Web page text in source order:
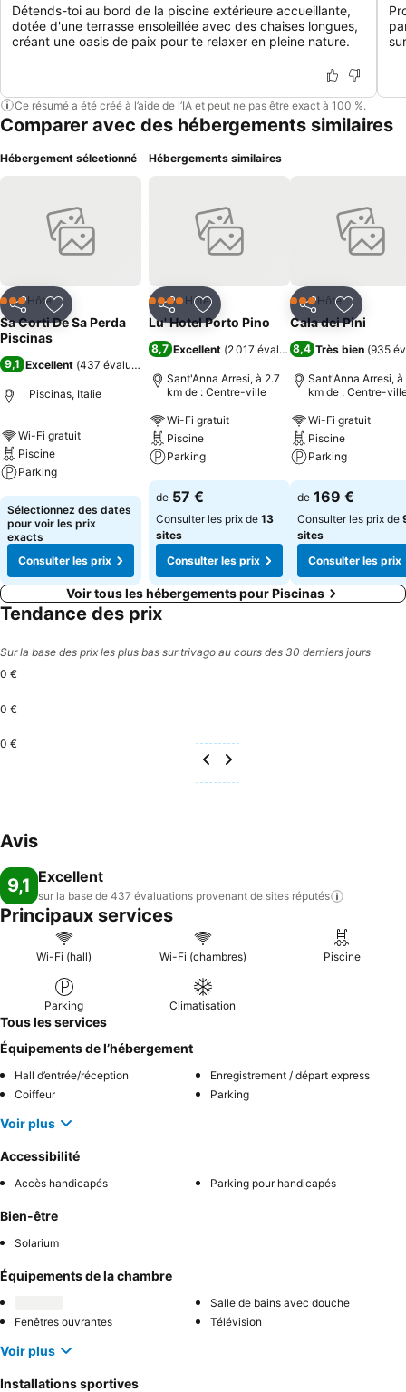
Détends-toi au bord de la piscine extérieure accueillante,
dotée d'une terrasse ensoleillée avec des chaises longues,
créant une oasis de paix pour te relaxer en pleine nature.
Ce résumé a été créé à l’aide de l’IA et peut ne pas être exact à 100 %.
Comparer avec des hébergements similaires
Hébergement sélectionné
PartagerAjouter à mes favoris
3 ÉtoilesHôtel
Sa Corti De Sa Perda
Piscinas
9,1 Excellent (437 évaluations
Piscinas, Italie
Wi-Fi gratuit
Piscine
Parking
Consulter les prix
Sélectionnez des dates
pour voir les prix
exacts
Consulter les prix
Hébergements similaires
PartagerAjouter à mes favoris
4 ÉtoilesHôtel
Lu' Hotel Porto Pino
8,7 Excellent (2 017 évaluations)
Sant'Anna Arresi, à 2.7
km de : Centre-ville
Wi-Fi gratuit
Piscine
Parking
Consulter les prix
de 57 €
Consulter les prix de 13
sites
Consulter les prix
PartagerAjouter
3 ÉtoilesHôtel
Cala dei Pini
8,4 Très bien (935
Sant'Anna Arresi, à
km de : Centre-
Wi-Fi gratuit
Piscine
Parking
Consulter les
de 169 €
Consulter les prix de
sites
Consulter les prix
Voir tous les hébergements pour Piscinas
Tendance des prix
Sur la base des prix les plus bas sur trivago au cours des 30 derniers jours
0 €
0 €
0 €
Avis
9,1 Excellent
sur la base de 437 évaluations provenant de sites réputés
Principaux services
Wi-Fi (hall) Wi-Fi (chambres) Piscine
Parking Climatisation
Tous les services
Équipements de l’hébergement
Hall d’entrée/réception
Enregistrement / départ express
Coiffeur
Parking
Voir plus
Accessibilité
Accès handicapés Parking pour handicapés
Bien-être
Solarium
Équipements de la chambre
Salle de bains avec douche
Fenêtres ouvrantes
Télévision
Voir plus
Installations sportives